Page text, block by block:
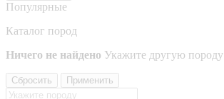
Популярные
Каталог пород
Ничего не найдено Укажите другую породу
Сбросить Применить